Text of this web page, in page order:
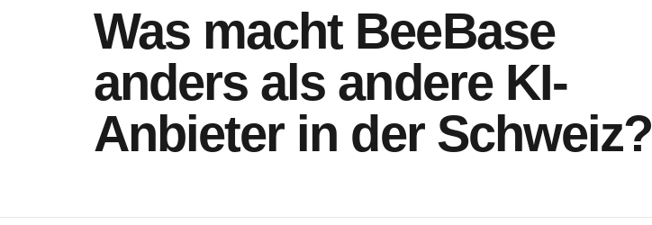
Was macht BeeBase
anders als andere KI-
Anbieter in der Schweiz?